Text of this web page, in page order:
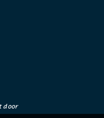
door